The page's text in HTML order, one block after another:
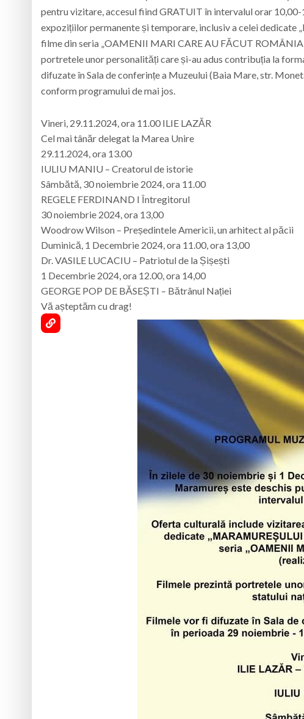
pentru vizitare, accesul fiind GRATUIT în intervalul orar 10,00-
expozițiilor permanente și temporare, inclusiv a celei
filme din seria „OAMENII MARI CARE AU FĂCUT ROMÂNIA
portretele unor personalități care și-au adus contribuția la
difuzate în Sala de conferințe a Muzeului (Baia Mare, str.
conform programului de mai jos.
Vineri, 29.11.2024, ora 11.00 ILIE LAZĂR
Cel mai tânăr delegat la Marea Unire
29.11.2024, ora 13.00
IULIU MANIU – Creatorul de istorie
Sâmbătă, 30 noiembrie 2024, ora 11.00
REGELE FERDINAND I Întregitorul
30 noiembrie 2024, ora 13,00
Woodrow Wilson – Președintele Americii, un arhitect al păcii
Duminică, 1 Decembrie 2024, ora 11.00, ora 13,00
Dr. VASILE LUCACIU – Patriotul de la Șișești
1 Decembrie 2024, ora 12.00, ora 14,00
GEORGE POP DE BĂSEȘTI – Bătrânul Nației
Vă așteptăm cu drag!